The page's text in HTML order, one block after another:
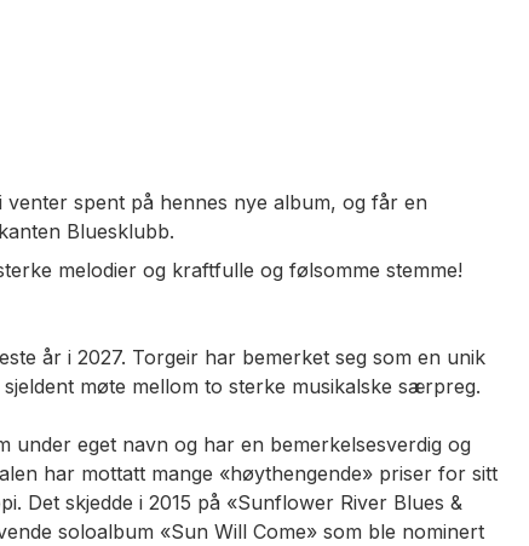
venter spent på hennes nye album, og får en
Bluesklubb.
melodier og kraftfulle og følsomme stemme!
år i 2027. Torgeir har bemerket seg som en unik
møte mellom to sterke musikalske særpreg.
eget navn og har en bemerkelsesverdig og
har mottatt mange «høythengende» priser for sitt
Det skjedde i 2015 på «Sunflower River Blues &
soloalbum «Sun Will Come» som ble nominert